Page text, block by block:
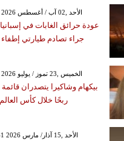
GMT 17:33 2026 الأحد ,02 آب / أغسطس
عودة حرائق الغابات في
جراء تصادم طيارتي إطفاء
GMT 22:11 2026 الخميس ,23 تموز / يوليو
بيكهام وشاكيرا يتصدران قائمة
ربحًا خلال كأس العالم 2026
GMT 14:31 2026 الأحد ,15 آذار/ مارس